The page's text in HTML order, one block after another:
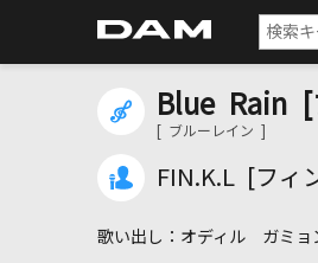
Blue Rain [
[ ブルーレイン ]
FIN.K.L [フィ
オディル ガミ